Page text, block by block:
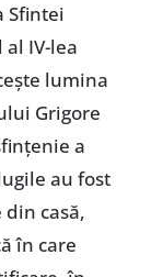
Sfintei
al IV-lea
lumina
Grigore
a
au fost
casă,
în care